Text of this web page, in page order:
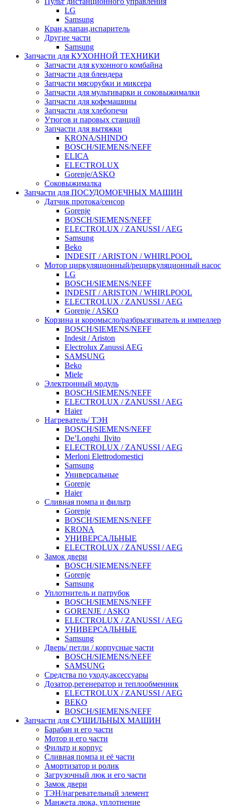
LG
Samsung
Кран,клапан,испаритель
Другие части
Samsung
Запчасти для КУХОННОЙ ТЕХНИКИ
Запчасти для кухонного комбайна
Запчасти для блендера
Запчасти мясорубки и миксера
Запчасти для мультиварки и соковыжималки
Запчасти для кофемашины
Запчасти для хлебопечи
Утюгов и паровых станций
Запчасти для вытяжки
KRONA/SHINDO
BOSCH/SIEMENS/NEFF
ELICA
ELECTROLUX
Gorenje/ASKO
Соковыжималка
Запчасти для ПОСУДОМОЕЧНЫХ МАШИН
Датчик протока/сенсор
Gorenje
BOSCH/SIEMENS/NEFF
ELECTROLUX / ZANUSSI / AEG
Samsung
Beko
INDESIT / ARISTON / WHIRLPOOL
Мотор циркуляционный/рециркуляционный насос
LG
BOSCH/SIEMENS/NEFF
INDESIT / ARISTON / WHIRLPOOL
ELECTROLUX / ZANUSSI / AEG
Gorenje / ASKO
Корзина и коромысло/разбрызгиватель и импеллер
BOSCH/SIEMENS/NEFF
Indesit / Ariston
Electrolux Zanussi AEG
SAMSUNG
Beko
Miele
Электронный модуль
BOSCH/SIEMENS/NEFF
ELECTROLUX / ZANUSSI / AEG
Haier
Нагреватель/ ТЭН
BOSCH/SIEMENS/NEFF
De’Longhi_Ilvito
ELECTROLUX / ZANUSSI / AEG
Merloni Elettrodomestici
Samsung
Универсальные
Gorenje
Haier
Сливная помпа и фильтр
Gorenje
BOSCH/SIEMENS/NEFF
KRONA
УНИВЕРСАЛЬНЫЕ
ELECTROLUX / ZANUSSI / AEG
Замок двери
BOSCH/SIEMENS/NEFF
Gorenje
Samsung
Уплотнитель и патрубок
BOSCH/SIEMENS/NEFF
GORENJE / ASKO
ELECTROLUX / ZANUSSI / AEG
УНИВЕРСАЛЬНЫЕ
Samsung
Дверь/ петли / корпусные части
BOSCH/SIEMENS/NEFF
SAMSUNG
Средства по уходу,аксессуары
Дозатор,регенератор и теплообменник
ELECTROLUX / ZANUSSI / AEG
BEKO
BOSCH/SIEMENS/NEFF
Запчасти для СУШИЛЬНЫХ МАШИН
Барабан и его части
Мотор и его части
Фильтр и корпус
Сливная помпа и её части
Амортизатор и ролик
Загрузочный люк и его части
Замок двери
ТЭН/нагревательный элемент
Манжета люка, уплотнение